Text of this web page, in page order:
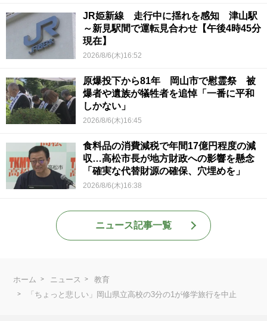
JR姫新線 走行中に揺れを感知 津山駅
～新見駅間で運転見合わせ【午後4時45分
現在】
2026/8/6(木)16:52
原爆投下から81年 岡山市で慰霊祭 被
爆者や遺族が犠牲者を追悼「一番に平和
しかない」
2026/8/6(木)16:45
食料品の消費減税で年間17億円程度の減
収…高松市長が地方財政への影響を懸念
「確実な代替財源の確保、穴埋めを」
2026/8/6(木)16:38
ニュース記事一覧
ホーム ニュース
教育
「ちょっと悲しい」岡山県立高校の3分の1が修学旅行を中止